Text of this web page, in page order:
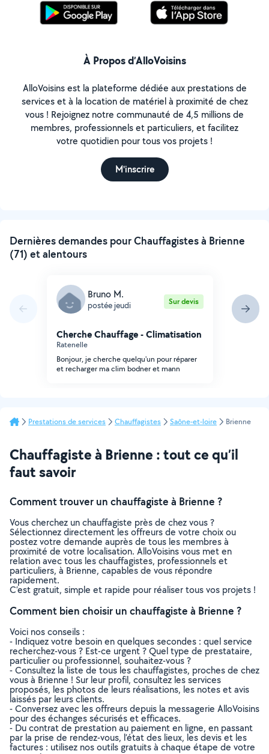
À Propos d’AlloVoisins
AlloVoisins est la plateforme dédiée aux prestations de
services et à la location de matériel à proximité de chez
vous ! Rejoignez notre communauté de 4,5 millions de
membres, professionnels et particuliers, et facilitez
votre quotidien pour tous vos projets !
M'inscrire
Dernières demandes pour Chauffagistes à Brienne
(71) et alentours
Bruno M.
postée jeudi Sur devis
Cherche Chauffage - Climatisation
Ratenelle
Bonjour, je cherche quelqu'un pour réparer
et recharger ma clim bodner et mann
Prestations de services Chauffagistes Saône-et-loire Brienne
Chauffagiste à Brienne : tout ce qu’il
faut savoir
Comment trouver un chauffagiste à Brienne ?
Vous cherchez un chauffagiste près de chez vous ?
Sélectionnez directement les offreurs de votre choix ou
postez votre demande auprès de tous les membres à
proximité de votre localisation. AlloVoisins vous met en
relation avec tous les chauffagistes, professionnels et
particuliers, à Brienne, capables de vous répondre
rapidement.
C’est gratuit, simple et rapide pour réaliser tous vos projets !
Comment bien choisir un chauffagiste à Brienne ?
Voici nos conseils :
- Indiquez votre besoin en quelques secondes : quel service
recherchez-vous ? Est-ce urgent ? Quel type de prestataire,
particulier ou professionnel, souhaitez-vous ?
- Consultez la liste de tous les chauffagistes, proches de chez
vous à Brienne ! Sur leur profil, consultez les services
proposés, les photos de leurs réalisations, les notes et avis
laissés par leurs clients.
- Conversez avec les offreurs depuis la messagerie AlloVoisins
pour des échanges sécurisés et efficaces.
- Du contrat de prestation au paiement en ligne, en passant
par la prise de rendez-vous, l’état des lieux, les devis et les
factures : utilisez nos outils gratuits à chaque étape de votre